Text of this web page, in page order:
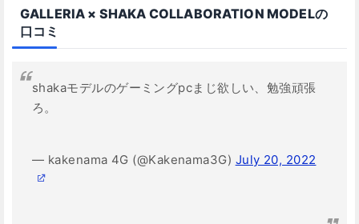
GALLERIA × SHAKA COLLABORATION MODELの
口コミ
shakaモデルのゲーミングpcまじ欲しい、勉強頑張
ろ。
— kakenama 4G (@Kakenama3G) July 20, 2022